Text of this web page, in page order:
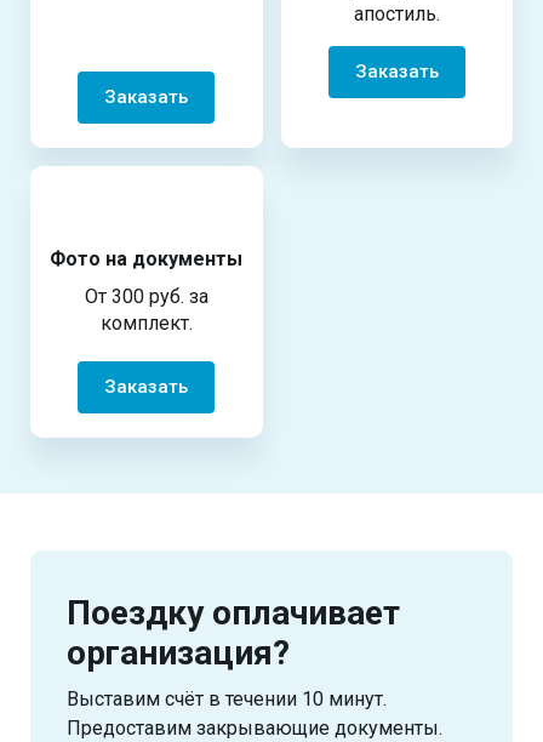
Заказать
апостиль.
Заказать
Фото на документы
От 300 руб. за
комплект.
Заказать
Поездку оплачивает
организация?
Выставим счёт в течении 10 минут.
Предоставим закрывающие документы.